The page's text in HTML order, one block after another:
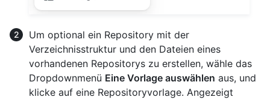
Um optional ein Repository mit der
Verzeichnisstruktur und den Dateien eines
vorhandenen Repositorys zu erstellen, wähle das
Dropdownmenü Eine Vorlage auswählen aus, und
klicke auf eine Repositoryvorlage. Angezeigt